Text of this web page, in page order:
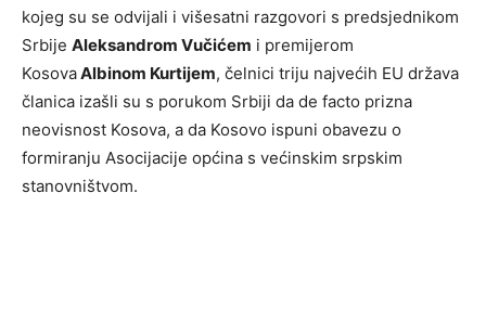
kojeg su se odvijali i višesatni razgovori s predsjednikom
Srbije Aleksandrom Vučićem i premijerom
KosovaAlbinom Kurtijem, čelnici triju najvećih EU država
članica izašli su s porukom Srbiji da de facto prizna
neovisnost Kosova, a da Kosovo ispuni obavezu o
formiranju Asocijacije općina s većinskim srpskim
stanovništvom.